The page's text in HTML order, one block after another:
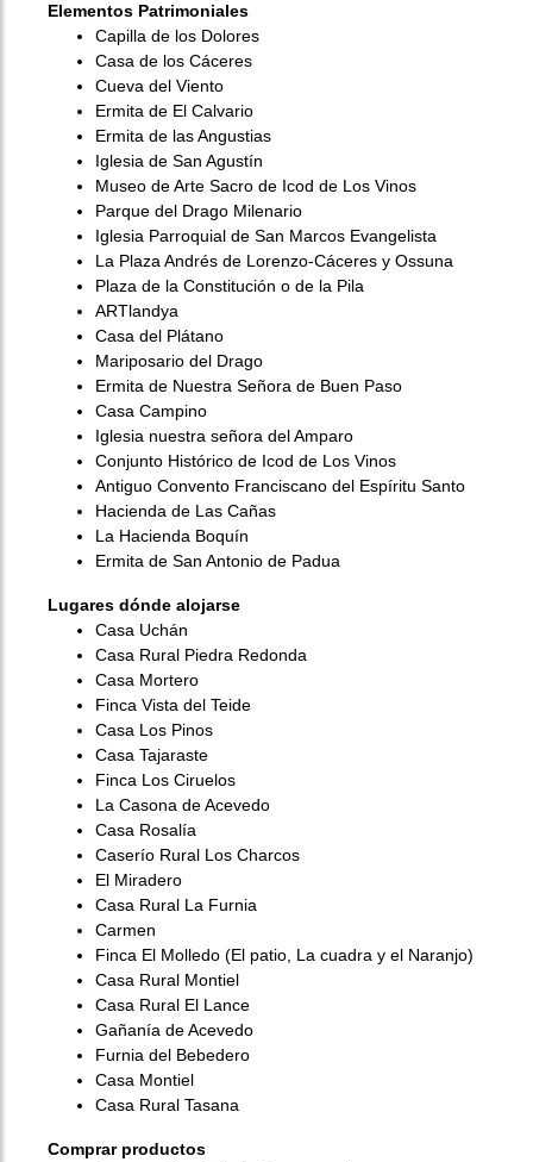
Elementos Patrimoniales
Capilla de los Dolores
Casa de los Cáceres
Cueva del Viento
Ermita de El Calvario
Ermita de las Angustias
Iglesia de San Agustín
Museo de Arte Sacro de Icod de Los Vinos
Parque del Drago Milenario
Iglesia Parroquial de San Marcos Evangelista
La Plaza Andrés de Lorenzo-Cáceres y Ossuna
Plaza de la Constitución o de la Pila
ARTlandya
Casa del Plátano
Mariposario del Drago
Ermita de Nuestra Señora de Buen Paso
Casa Campino
Iglesia nuestra señora del Amparo
Conjunto Histórico de Icod de Los Vinos
Antiguo Convento Franciscano del Espíritu Santo
Hacienda de Las Cañas
La Hacienda Boquín
Ermita de San Antonio de Padua
Lugares dónde alojarse
Casa Uchán
Casa Rural Piedra Redonda
Casa Mortero
Finca Vista del Teide
Casa Los Pinos
Casa Tajaraste
Finca Los Ciruelos
La Casona de Acevedo
Casa Rosalía
Caserío Rural Los Charcos
El Miradero
Casa Rural La Furnia
Carmen
Finca El Molledo (El patio, La cuadra y el Naranjo)
Casa Rural Montiel
Casa Rural El Lance
Gañanía de Acevedo
Furnia del Bebedero
Casa Montiel
Casa Rural Tasana
Comprar productos